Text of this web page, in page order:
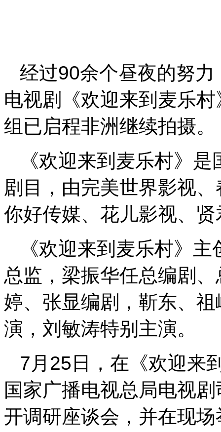
经过90余个昼夜的努
电视剧《欢迎来到麦乐
组已启程非洲继续拍摄。
《欢迎来到麦乐村》
剧目，由完美世界影视
你好传媒、花儿影视、
《欢迎来到麦乐村》
总监，梁振华任总编剧
婷、张显编剧，靳东、
演，刘敏涛特别主演。
7月25日，在《欢迎来
国家广播电视总局电视
开调研座谈会，并在现